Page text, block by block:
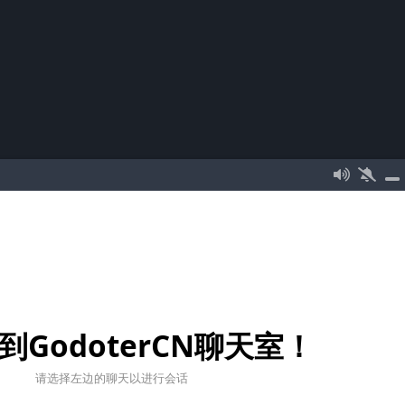
GodoterCN聊天室！
请选择左边的聊天以进行会话